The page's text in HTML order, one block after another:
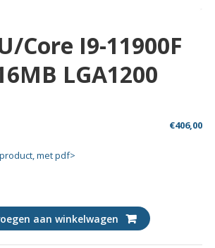
Core I9-11900F
LGA1200
€406,00
met pdf>
aan winkelwagen